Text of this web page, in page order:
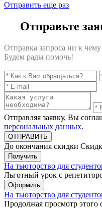
Отправить еще раз
Отправьте
Отправка запроса ни к
Будем рады помочь!
Отправляя заявку, Вы
персональных данных.
До окончания скидки
Получить
На тьюторство для
Льготный урок с
Оформить
На тьюторство для
Продолжая просмотр этого